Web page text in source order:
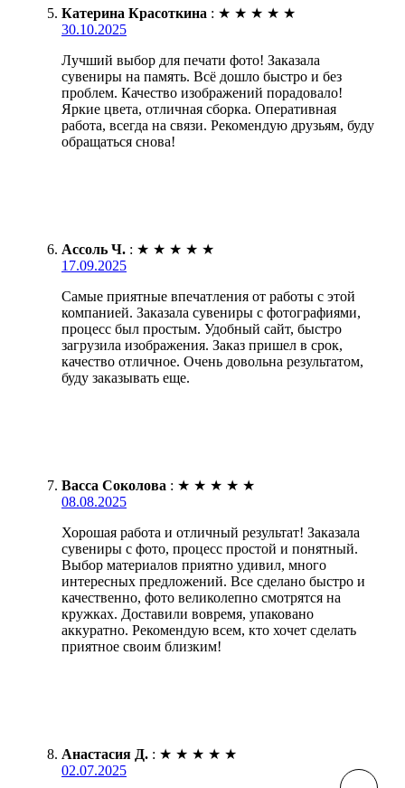
Катерина Красоткина : ★ ★ ★ ★ ★
30.10.2025
Лучший выбор для печати фото! Заказала
сувениры на память. Всё дошло быстро и без
проблем. Качество изображений порадовало!
Яркие цвета, отличная сборка. Оперативная
работа, всегда на связи. Рекомендую друзьям, буду
обращаться снова!
Ассоль Ч. : ★ ★ ★ ★ ★
17.09.2025
Самые приятные впечатления от работы с этой
компанией. Заказала сувениры с фотографиями,
процесс был простым. Удобный сайт, быстро
загрузила изображения. Заказ пришел в срок,
качество отличное. Очень довольна результатом,
буду заказывать еще.
Васса Соколова : ★ ★ ★ ★ ★
08.08.2025
Хорошая работа и отличный результат! Заказала
сувениры с фото, процесс простой и понятный.
Выбор материалов приятно удивил, много
интересных предложений. Все сделано быстро и
качественно, фото великолепно смотрятся на
кружках. Доставили вовремя, упаковано
аккуратно. Рекомендую всем, кто хочет сделать
приятное своим близким!
Анастасия Д. : ★ ★ ★ ★ ★
02.07.2025